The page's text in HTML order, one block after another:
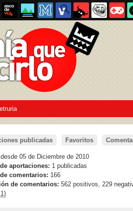
publicadas Favoritos
05 de Diciembre de 2010
aportaciones: 1 publicadas
comentarios: 166
de comentarios: 562 positivos, 229